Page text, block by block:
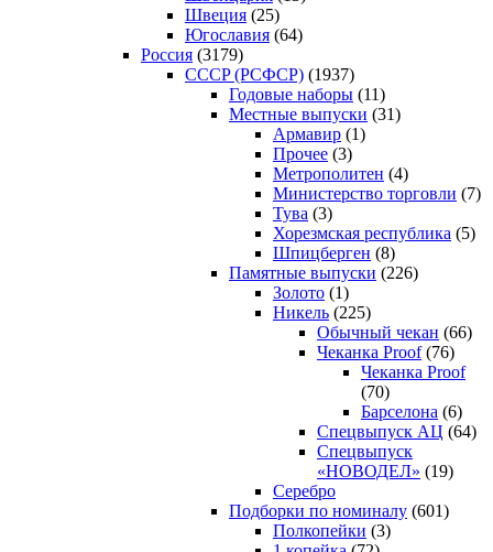
Швеция (25)
Югославия (64)
Россия (3179)
CCCP (РСФСР) (1937)
Годовые наборы (11)
Местные выпуски (31)
Армавир (1)
Прочее (3)
Метрополитен (4)
Министерство торговли (7)
Тува (3)
Хорезмская республика (5)
Шпицберген (8)
Памятные выпуски (226)
Золото (1)
Никель (225)
Обычный чекан (66)
Чеканка Proof(76)
Чеканка Proof
(70)
Барселона (6)
Спецвыпуск АЦ (64)
Спецвыпуск
«НОВОДЕЛ» (19)
Серебро
Подборки по номиналу (601)
Полкопейки (3)